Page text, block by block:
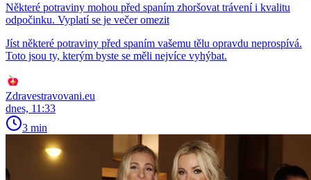
Některé potraviny mohou před spaním zhoršovat trávení i kvalitu
odpočinku. Vyplatí se je večer omezit
Jíst některé potraviny před spaním vašemu tělu opravdu neprospívá.
Toto jsou ty, kterým byste se měli nejvíce vyhýbat.
Zdravestravovani.eu
dnes, 11:33
3 min